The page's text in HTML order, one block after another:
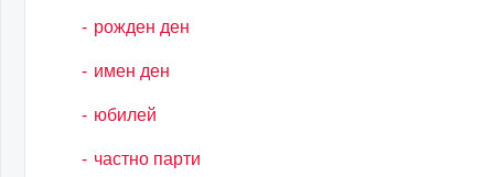
рожден ден
имен ден
юбилей
частно парти